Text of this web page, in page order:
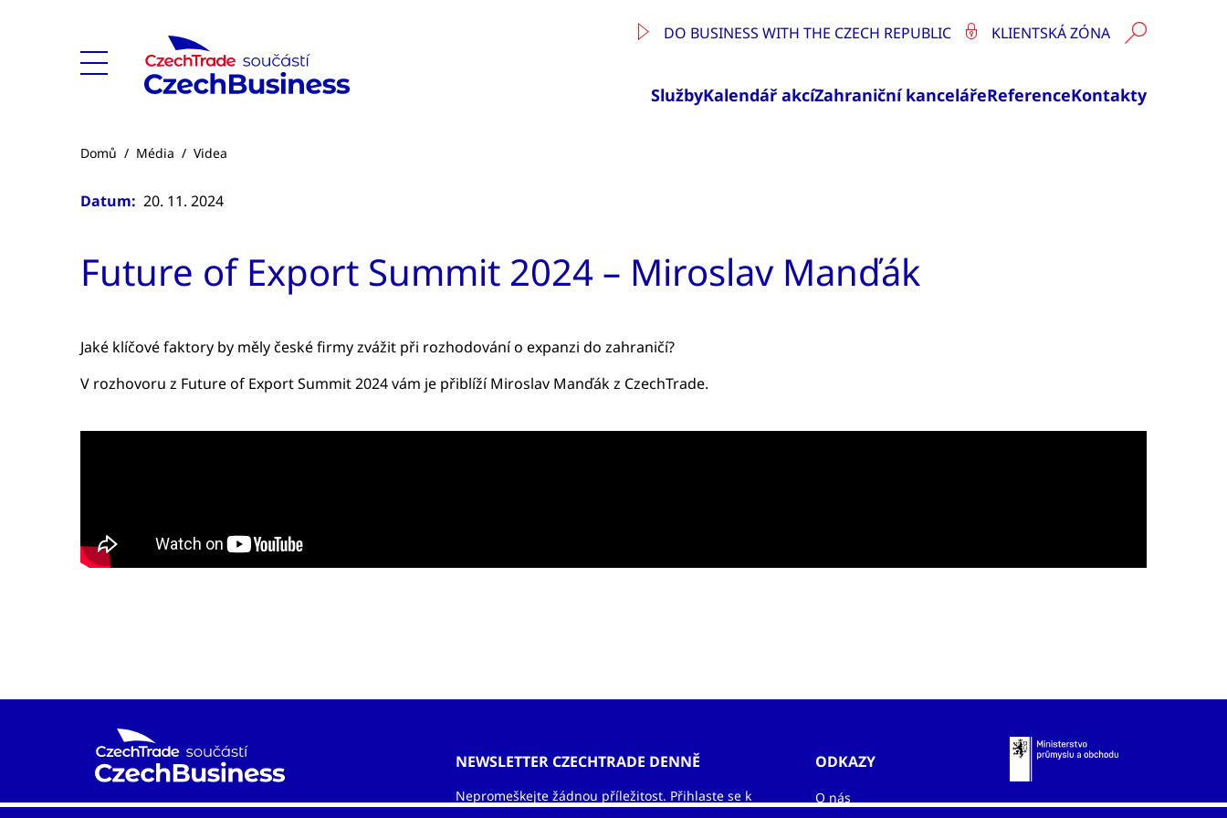
DO BUSINESS WITH THE CZECH REPUBLIC KLIENTSKÁ ZÓNA
SlužbyKalendář akcíZahraniční kancelářeReferenceKontakty
Domů / Média / Videa
Datum: 20. 11. 2024
Future of Export Summit 2024 – Miroslav Manďák
Jaké klíčové faktory by měly české firmy zvážit při rozhodování o expanzi do zahraničí?
V rozhovoru z Future of Export Summit 2024 vám je přiblíží Miroslav Manďák z CzechTrade.
Agentura CzechTrade je již od roku 1997 národní
NEWSLETTER CZECHTRADE DENNĚ
Nepromeškejte žádnou příležitost. Přihlaste se k
ODKAZY
O nás